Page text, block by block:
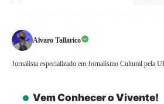
Alvaro Tallarico
Jornalista especializado em Jornalismo Cultural pela
Vem Conhecer o Vivente!